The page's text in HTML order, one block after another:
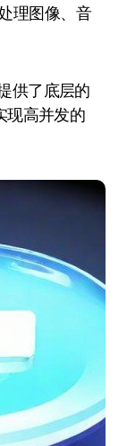
理图像、音
供了底层的
现高并发的